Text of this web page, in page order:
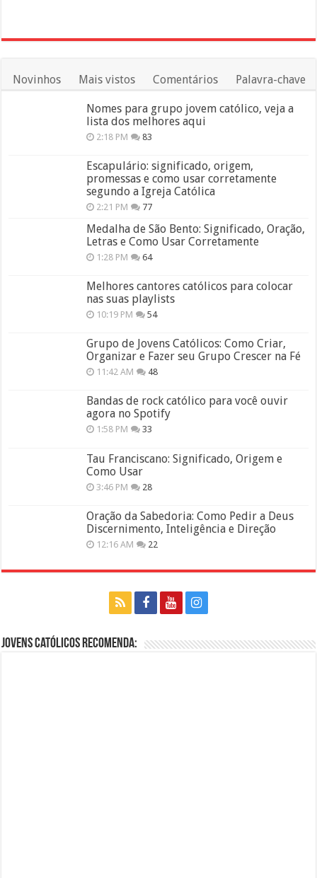
Novinhos Mais vistos Comentários Palavra-chave
Nomes para grupo jovem católico, veja a
lista dos melhores aqui
2:18 PM 83
Escapulário: significado, origem,
promessas e como usar corretamente
segundo a Igreja Católica
2:21 PM 77
Medalha de São Bento: Significado, Oração,
Letras e Como Usar Corretamente
1:28 PM 64
Melhores cantores católicos para colocar
nas suas playlists
10:19 PM 54
Grupo de Jovens Católicos: Como Criar,
Organizar e Fazer seu Grupo Crescer na Fé
11:42 AM 48
Bandas de rock católico para você ouvir
agora no Spotify
1:58 PM 33
Tau Franciscano: Significado, Origem e
Como Usar
3:46 PM 28
Oração da Sabedoria: Como Pedir a Deus
Discernimento, Inteligência e Direção
12:16 AM 22
Jovens Católicos Recomenda: